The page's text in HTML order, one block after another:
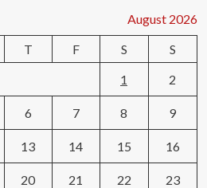
August 2026
T F S
S
1
2
6 7 8 9
13 14 15 16
20 21 22 23